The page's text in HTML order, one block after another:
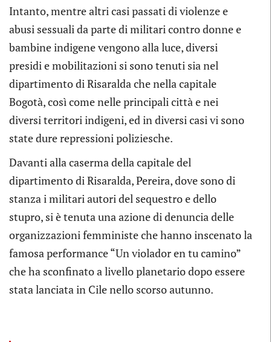
Intanto, mentre altri casi passati di violenze e
abusi sessuali da parte di militari contro donne e
bambine indigene vengono alla luce, diversi
presidi e mobilitazioni si sono tenuti sia nel
dipartimento di Risaralda che nella capitale
Bogotà, così come nelle principali città e nei
diversi territori indigeni, ed in diversi casi vi sono
state dure repressioni poliziesche.
Davanti alla caserma della capitale del
dipartimento di Risaralda, Pereira, dove sono di
stanza i militari autori del sequestro e dello
stupro, si è tenuta una azione di denuncia delle
organizzazioni femministe che hanno inscenato la
famosa performance “Un violador en tu camino”
che ha sconfinato a livello planetario dopo essere
stata lanciata in Cile nello scorso autunno.